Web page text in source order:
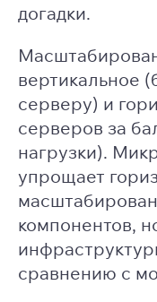
догадки.
вертикальное
серверу) и
серверов за
нагрузки).
упрощает
компонентов,
сравнению с